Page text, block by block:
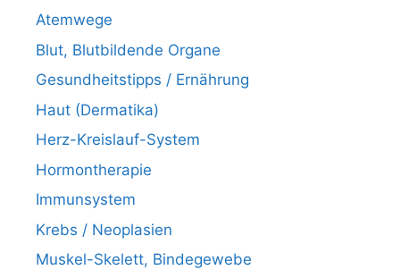
Atemwege
Blut, Blutbildende Organe
Gesundheitstipps / Ernährung
Haut (Dermatika)
Herz-Kreislauf-System
Hormontherapie
Immunsystem
Krebs / Neoplasien
Muskel-Skelett, Bindegewebe